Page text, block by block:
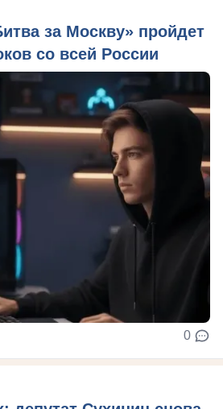
за Москву» пройдет
со всей России
0